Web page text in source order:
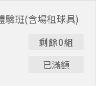
團體運動樂趣！ 如
如期舉行，POA將視
後，如因天候因素
退費，請參閱【報名
意上述規則。
驗班(含場租球具)
剩餘0組
已滿額